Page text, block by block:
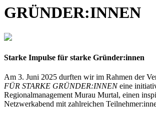
GRÜNDER:INNEN
Starke Impulse für starke Gründer:innen
Am 3. Juni 2025 durften wir im Rahmen der
FÜR STARKE GRÜNDER:INNENeine
Regionalmanagement Murau Murtal, einen
Netzwerkabend mit zahlreichen